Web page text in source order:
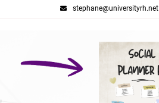
stephane@universityrh.net